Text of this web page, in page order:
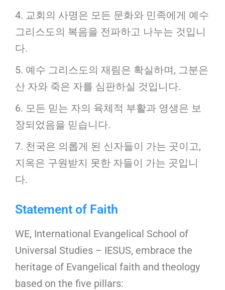
4. 교회의 사명은 모든 문화와 민족에게 예수
그리스도의 복음을 전파하고 나누는 것입니
다.
5. 예수 그리스도의 재림은 확실하며, 그분은
산 자와 죽은 자를 심판하실 것입니다.
6. 모든 믿는 자의 육체적 부활과 영생은 보
장되었음을 믿습니다.
7. 천국은 의롭게 된 신자들이 가는 곳이고,
지옥은 구원받지 못한 자들이 가는 곳입니
다.
Statement of Faith
WE, International Evangelical School of
Universal Studies – IESUS, embrace the
heritage of Evangelical faith and theology
based on the five pillars: